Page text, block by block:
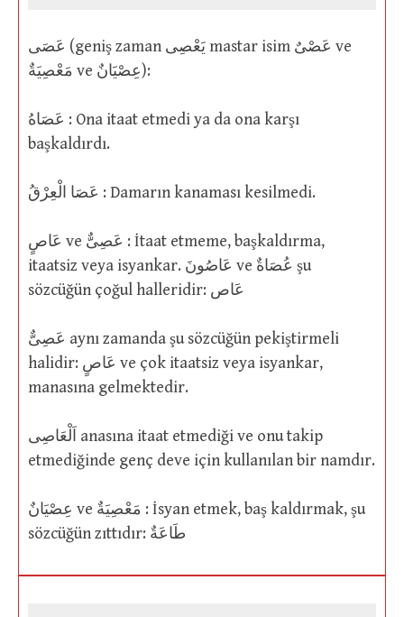
عَصَى (geniş zaman يَعْصِى mastar isim عَصْىٌ ve
مَعْصِيَةٌ ve عِصْيَانٌ):
عَصَاهُ : Ona itaat etmedi ya da ona karşı
başkaldırdı.
عَصَا الْعِرْقُ : Damarın kanaması kesilmedi.
عَاصٍ ve عَصِىٌّ : İtaat etmeme, başkaldırma,
itaatsiz veya isyankar. عَاصُونَ ve عُصَاةٌ şu
sözcüğün çoğul halleridir: عَاص
عَصِىٌّ aynı zamanda şu sözcüğün pekiştirmeli
halidir: عَاصٍ ve çok itaatsiz veya isyankar,
manasına gelmektedir.
اَلْعَاصِى anasına itaat etmediği ve onu takip
etmediğinde genç deve için kullanılan bir namdır.
عِصْيَانٌ ve مَعْصِيَةٌ : İsyan etmek, baş kaldırmak, şu
sözcüğün zıttıdır: طَاعَةٌ